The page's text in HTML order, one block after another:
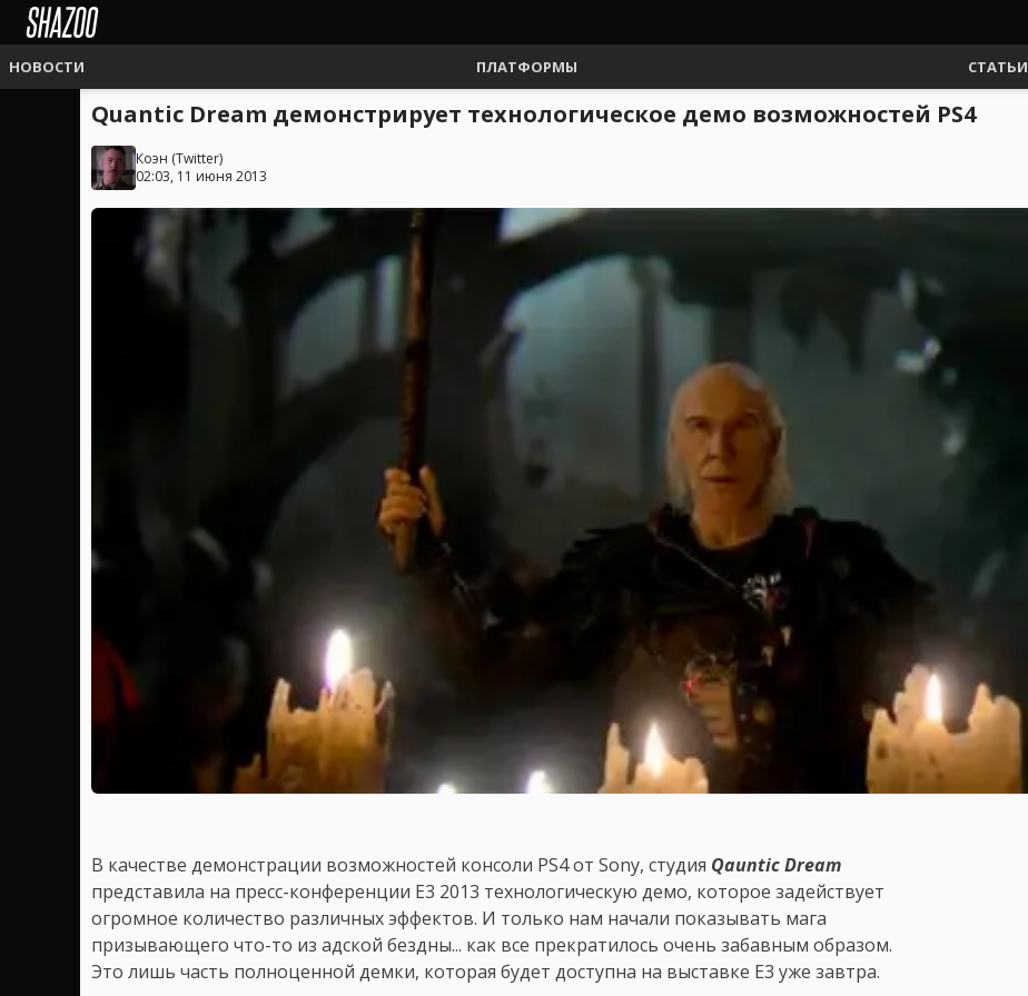
НОВОСТИ ПЛАТФОРМЫ СТАТЬИ
Quantic Dream демонстрирует технологическое демо возможностей PS4
Коэн (Twitter)
02:03, 11 июня 2013
В качестве демонстрации возможностей консоли PS4 от Sony, студия Qauntic Dream
представила на пресс-конференции E3 2013 технологическую демо, которое задействует
огромное количество различных эффектов. И только нам начали показывать мага
призывающего что-то из адской бездны... как все прекратилось очень забавным образом.
Это лишь часть полноценной демки, которая будет доступна на выставке E3 уже завтра.